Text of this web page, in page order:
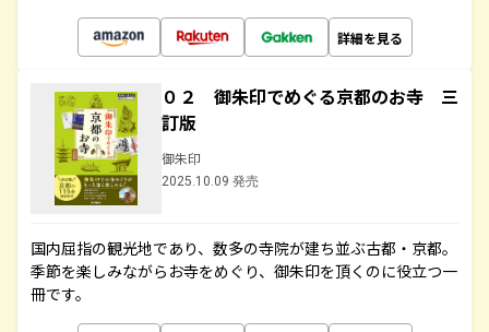
詳細を見る
０２ 御朱印でめぐる京都のお寺 三
訂版
御朱印
2025.10.09 発売
国内屈指の観光地であり、数多の寺院が建ち並ぶ古都・京都。
季節を楽しみながらお寺をめぐり、御朱印を頂くのに役立つ一
冊です。